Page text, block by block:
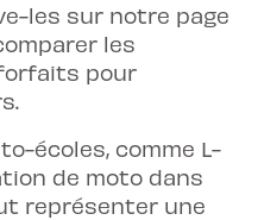
les sur notre page
les
pour
écoles, comme L-
de moto dans
représenter une